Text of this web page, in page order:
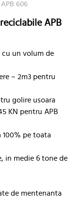
606
APB
cu un volum de
– 2m3 pentru
golire usoara
KN pentru APB
pe toata
in medie 6 tone de
de mentenanta